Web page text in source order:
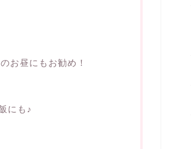
お昼にもお勧め！
にも♪